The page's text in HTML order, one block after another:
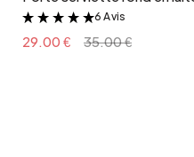
&
6 Avis
29.00 € 35.00 €